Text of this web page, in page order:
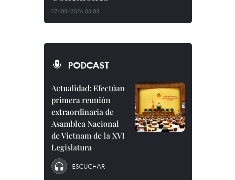
07/08/2026 03:08
PODCAST
Actualidad: Efectúan
primera reunión
extraordinaria de
Asamblea Nacional
de Vietnam de la XVI
Legislatura
ESCUCHAR